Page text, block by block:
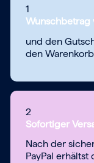
1
Wunschbetrag
und den
den
2
Sofortiger
Nach der
PayPal